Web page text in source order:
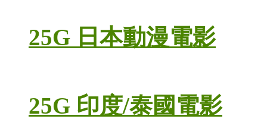
25G 日本動漫電影
25G 印度/泰國電影